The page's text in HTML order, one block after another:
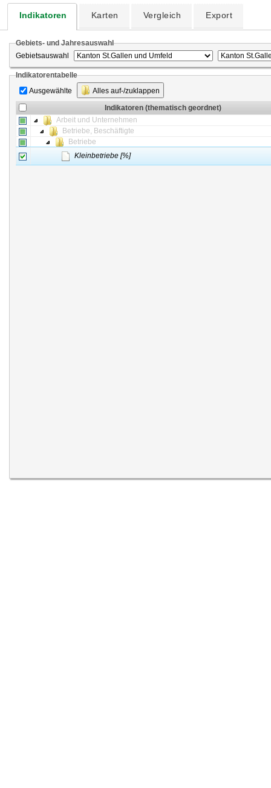
Indikatoren Karten Vergleich Export
Gebiets- und Jahresauswahl
Gebietsauswahl
Indikatorentabelle
Ausgewählte
Alles auf-/zuklappen
Indikatoren (thematisch geordnet)
Arbeit und Unternehmen
Betriebe, Beschäftigte
Betriebe
Kleinbetriebe [%]